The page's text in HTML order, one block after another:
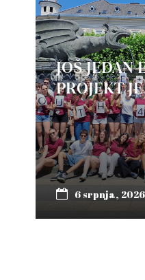
JOŠ JEDAN
PROJEKT
6 srpnja, 2026